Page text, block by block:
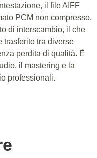
il file AIFF
PCM non compresso.
di interscambio, il che
trasferito tra diverse
perdita di qualità. È
il mastering e la
professionali.